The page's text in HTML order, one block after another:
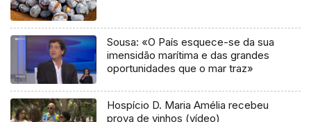
Sousa: «O País esquece-se da sua
imensidão marítima e das grandes
oportunidades que o mar traz»
Hospício D. Maria Amélia recebeu
prova de vinhos (vídeo)